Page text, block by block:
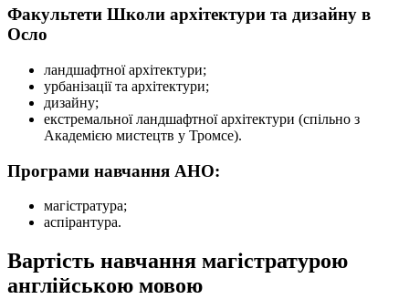
Факультети Школи архітектури та дизайну в
Осло
ландшафтної архітектури;
урбанізації та архітектури;
дизайну;
екстремальної ландшафтної архітектури (спільно з
Академією мистецтв у Тромсе).
Програми навчання АНО:
магістратура;
аспірантура.
Вартість навчання магістратурою
англійською мовою